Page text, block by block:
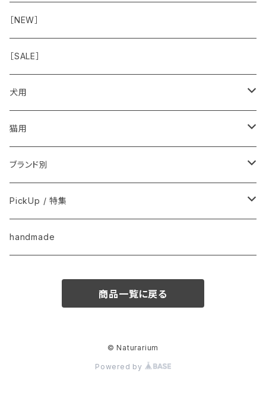
◾️長く楽しむ用
◾️特別なご褒美/嗜好性高
臓-肝腎心膵
免疫力・健康維持
こころ・脳
オーナー雑貨
［NEW］
［SALE］
犬用
フードおやつ
用品
猫用
フードおやつ
用品
ブランド別
Anima Strath
Animal Essentials
PickUp / 特集
換毛期におすすめ
handmade
商品一覧に戻る
© Naturarium
Powered by